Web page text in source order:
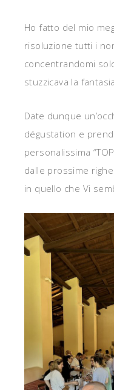
Ho fatto del mio
risoluzione tutti i
concentrandomi
stuzzicava la fantasia.
Date dunque
dégustation e
personalissima
dalle prossime
in quello che Vi